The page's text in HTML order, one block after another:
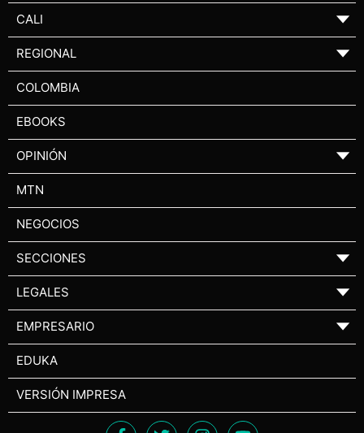
CALI ▼
REGIONAL ▼
COLOMBIA
EBOOKS
OPINIÓN ▼
MTN
NEGOCIOS
SECCIONES ▼
LEGALES ▼
EMPRESARIO ▼
EDUKA
VERSIÓN IMPRESA